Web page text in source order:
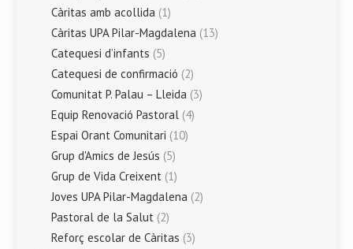
Càritas amb acollida (1)
Càritas UPA Pilar-Magdalena (13)
Catequesi d’infants (5)
Catequesi de confirmació (2)
Comunitat P. Palau – Lleida (3)
Equip Renovació Pastoral (4)
Espai Orant Comunitari (10)
Grup d'Amics de Jesús (5)
Grup de Vida Creixent (1)
Joves UPA Pilar-Magdalena (2)
Pastoral de la Salut (2)
Reforç escolar de Càritas (3)